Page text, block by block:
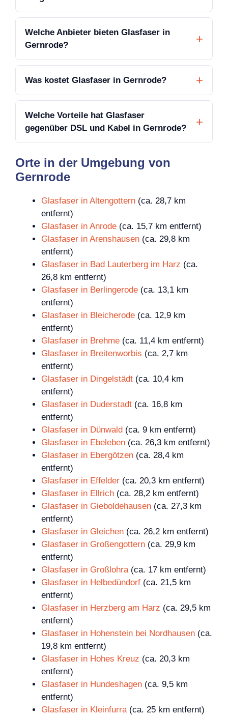
Welche Anbieter bieten Glasfaser in
Gernrode?
Was kostet Glasfaser in Gernrode?
Welche Vorteile hat Glasfaser
gegenüber DSL und Kabel in Gernrode?
Orte in der Umgebung von
Gernrode
Glasfaser in Altengottern (ca. 28,7 km
entfernt)
Glasfaser in Anrode (ca. 15,7 km entfernt)
Glasfaser in Arenshausen (ca. 29,8 km
entfernt)
Glasfaser in Bad Lauterberg im Harz (ca.
26,8 km entfernt)
Glasfaser in Berlingerode (ca. 13,1 km
entfernt)
Glasfaser in Bleicherode (ca. 12,9 km
entfernt)
Glasfaser in Brehme (ca. 11,4 km entfernt)
Glasfaser in Breitenworbis (ca. 2,7 km
entfernt)
Glasfaser in Dingelstädt (ca. 10,4 km
entfernt)
Glasfaser in Duderstadt (ca. 16,8 km
entfernt)
Glasfaser in Dünwald (ca. 9 km entfernt)
Glasfaser in Ebeleben (ca. 26,3 km entfernt)
Glasfaser in Ebergötzen (ca. 28,4 km
entfernt)
Glasfaser in Effelder (ca. 20,3 km entfernt)
Glasfaser in Ellrich (ca. 28,2 km entfernt)
Glasfaser in Gieboldehausen (ca. 27,3 km
entfernt)
Glasfaser in Gleichen (ca. 26,2 km entfernt)
Glasfaser in Großengottern (ca. 29,9 km
entfernt)
Glasfaser in Großlohra(ca. 17 km entfernt)
Glasfaser in Helbedündorf (ca. 21,5 km
entfernt)
Glasfaser in Herzberg am Harz (ca. 29,5 km
entfernt)
Glasfaser in Hohenstein bei Nordhausen (ca.
19,8 km entfernt)
Glasfaser in Hohes Kreuz (ca. 20,3 km
entfernt)
Glasfaser in Hundeshagen (ca. 9,5 km
entfernt)
Glasfaser in Kleinfurra(ca. 25 km entfernt)